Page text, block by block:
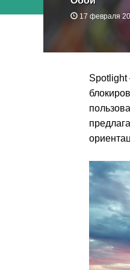
17 февраля
Spotlight